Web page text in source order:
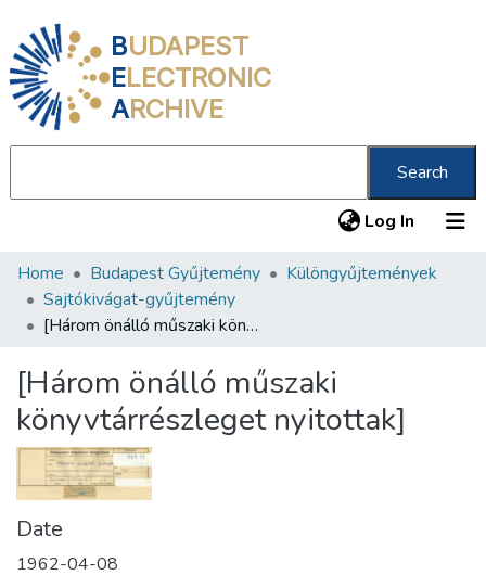
BUDAPEST
ELECTRONIC
ARCHIVE
Search
Log In (current)
Communities & Collections
All of DSpace
About us
Home Budapest Gyűjtemény
Különgyűjtemények
Sajtókivágat-gyűjtemény
[Három önálló műszaki könyvtárrészleget nyitottak]
[Három önálló műszaki
könyvtárrészleget nyitottak]
Date
1962-04-08